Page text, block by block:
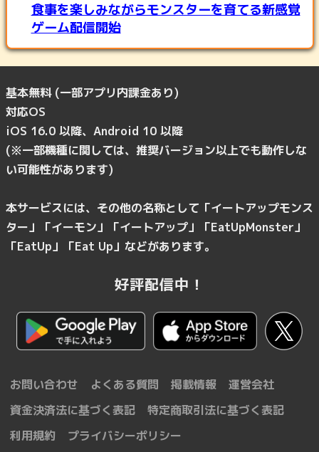
食事を楽しみながらモンスターを育てる新感覚
ゲーム配信開始
基本無料 (一部アプリ内課金あり)
対応OS
iOS 16.0 以降、Android 10 以降
(※一部機種に関しては、推奨バージョン以上でも動作しな
い可能性があります)
本サービスには、その他の名称として「イートアップモンス
ター」「イーモン」「イートアップ」「EatUpMonster」
「EatUp」「Eat Up」などがあります。
好評配信中！
お問い合わせ よくある質問 掲載情報
運営会社
資金決済法に基づく表記
特定商取引法に基づく表記
利用規約
プライバシーポリシー